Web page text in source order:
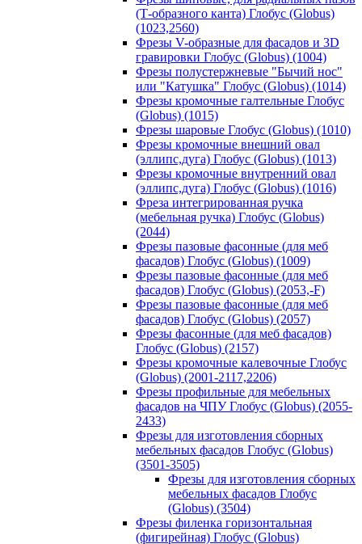
(Т-образного канта) Глобус (Globus)
(1023,2560)
Фрезы V-образные для фасадов и 3D
гравировки Глобус (Globus) (1004)
Фрезы полустержневые "Бычий нос"
или "Катушка" Глобус (Globus) (1014)
Фрезы кромочные галтельные Глобус
(Globus) (1015)
Фрезы шаровые Глобус (Globus) (1010)
Фрезы кромочные внешний овал
(эллипс,дуга) Глобус (Globus) (1013)
Фрезы кромочные внутренний овал
(эллипс,дуга) Глобус (Globus) (1016)
Фреза интегрированная ручка
(мебельная ручка) Глобус (Globus)
(2044)
Фрезы пазовые фасонные (для меб
фасадов) Глобус (Globus) (1009)
Фрезы пазовые фасонные (для меб
фасадов) Глобус (Globus) (2053,-F)
Фрезы пазовые фасонные (для меб
фасадов) Глобус (Globus) (2057)
Фрезы фасонные (для меб фасадов)
Глобус (Globus) (2157)
Фрезы кромочные калевочные Глобус
(Globus) (2001-2117,2206)
Фрезы профильные для мебельных
фасадов на ЧПУ Глобус (Globus) (2055-
2433)
Фрезы для изготовления сборных
мебельных фасадов Глобус (Globus)
(3501-3505)
Фрезы для изготовления сборных
мебельных фасадов Глобус
(Globus) (3504)
Фрезы филенка горизонтальная
(фигирейная) Глобус (Globus)